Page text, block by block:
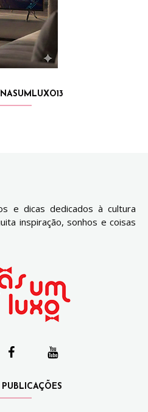
e dicas dedicados à cultura
inspiração, sonhos e coisas